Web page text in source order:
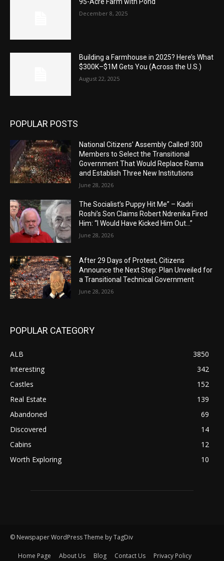
December 8, 2025
Building a Farmhouse in 2025? Here’s What
$300K–$1M Gets You (Across the U.S.)
August 22, 2025
POPULAR POSTS
National Citizens’ Assembly Called! 300
Members to Select the Transitional
Government That Would Replace Rama
and Establish Three New Institutions
June 28, 2026
The Socialist’s Puppy Hit Me” – Kadri
Roshi’s Son Claims Robert Ndrenika Fired
Him: “I Would Have Kicked Him Out…”
June 28, 2026
After 29 Days of Protest, Citizens
Announce the Next Step: Plan Unveiled for
a Transitional Technical Government
June 28, 2026
POPULAR CATEGORY
ALB
3850
Interesting
342
Castles
152
Real Estate
139
Abandoned
69
Discovered
14
Cabins
12
Worth Exploring
10
© Newspaper WordPress Theme by TagDiv
Home Page About Us Blog Contact Us Privacy Policy